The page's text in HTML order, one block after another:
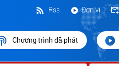
Đơn vị
Rss
Chương trình đã phát